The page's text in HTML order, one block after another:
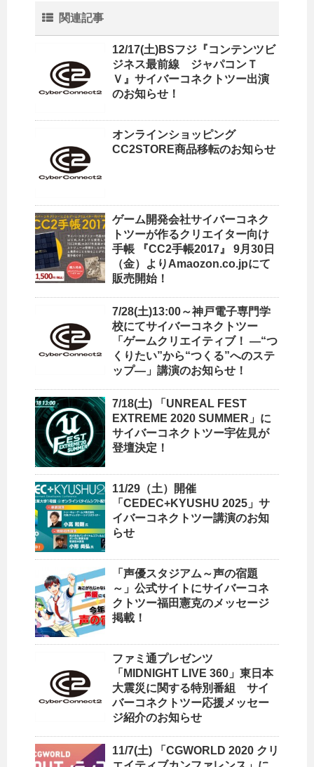
関連記事
12/17(土)BSフジ『コンテンツビ
ジネス最前線 ジャパコンＴ
Ｖ』サイバーコネクトツー出演
のお知らせ！
オンラインショッピング
CC2STORE商品移転のお知らせ
ゲーム開発会社サイバーコネク
トツーが作るクリエイター向け
手帳 『CC2手帳2017』 9月30日
（金）よりAmaozon.co.jpにて
販売開始！
7/28(土)13:00～神戸電子専門学
校にてサイバーコネクトツー
「ゲームクリエイティブ！ ―“つ
くりたい”から“つくる”へのステ
ップ―」講演のお知らせ！
7/18(土) 「UNREAL FEST
EXTREME 2020 SUMMER」に
サイバーコネクトツー宇佐見が
登壇決定！
11/29（土）開催
「CEDEC+KYUSHU 2025」サ
イバーコネクトツー講演のお知
らせ
「声優スタジアム～声の宿題
～」公式サイトにサイバーコネ
クトツー福田憲克のメッセージ
掲載！
ファミ通プレゼンツ
「MIDNIGHT LIVE 360」東日本
大震災に関する特別番組 サイ
バーコネクトツー応援メッセー
ジ紹介のお知らせ
11/7(土) 「CGWORLD 2020 クリ